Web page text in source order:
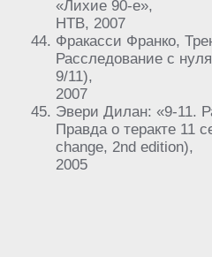
«Лихие 90-е»,
НТВ, 2007
Фракасси Франко,
Расследование с
9/11),
2007
Эвери Дилан: «9-11.
Правда о теракте 11
change, 2nd edition),
2005